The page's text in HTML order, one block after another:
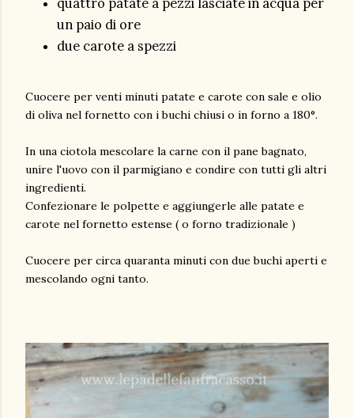
un paio di ore
due carote a spezzi
Cuocere per venti minuti patate e carote con sale e olio
di oliva nel fornetto con i buchi chiusi o in forno a 180°.
In una ciotola mescolare la carne con il pane bagnato,
unire l'uovo con il parmigiano e condire con tutti gli altri
ingredienti.
Confezionare le polpette e aggiungerle alle patate e
carote nel fornetto estense ( o forno tradizionale )
Cuocere per circa quaranta minuti con due buchi aperti e
mescolando ogni tanto.